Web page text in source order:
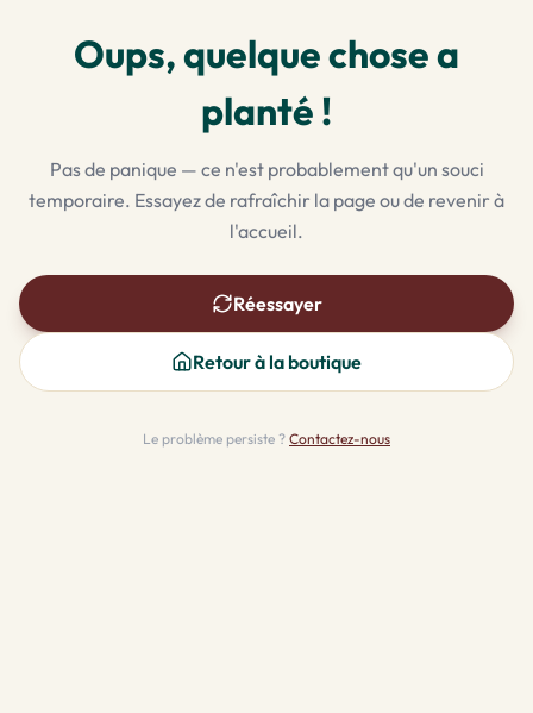
Oups, quelque chose a
planté !
Pas de panique — ce n'est probablement qu'un souci
temporaire. Essayez de rafraîchir la page ou de revenir à
l'accueil.
Réessayer
Retour à la boutique
Le problème persiste ? Contactez-nous